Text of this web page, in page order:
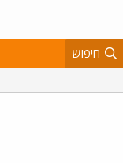
חיפוש